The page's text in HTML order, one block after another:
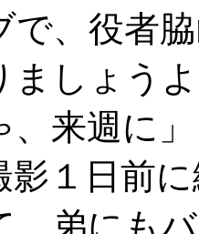
で、役者
ましょう
、来週に
影１日前
、弟にも